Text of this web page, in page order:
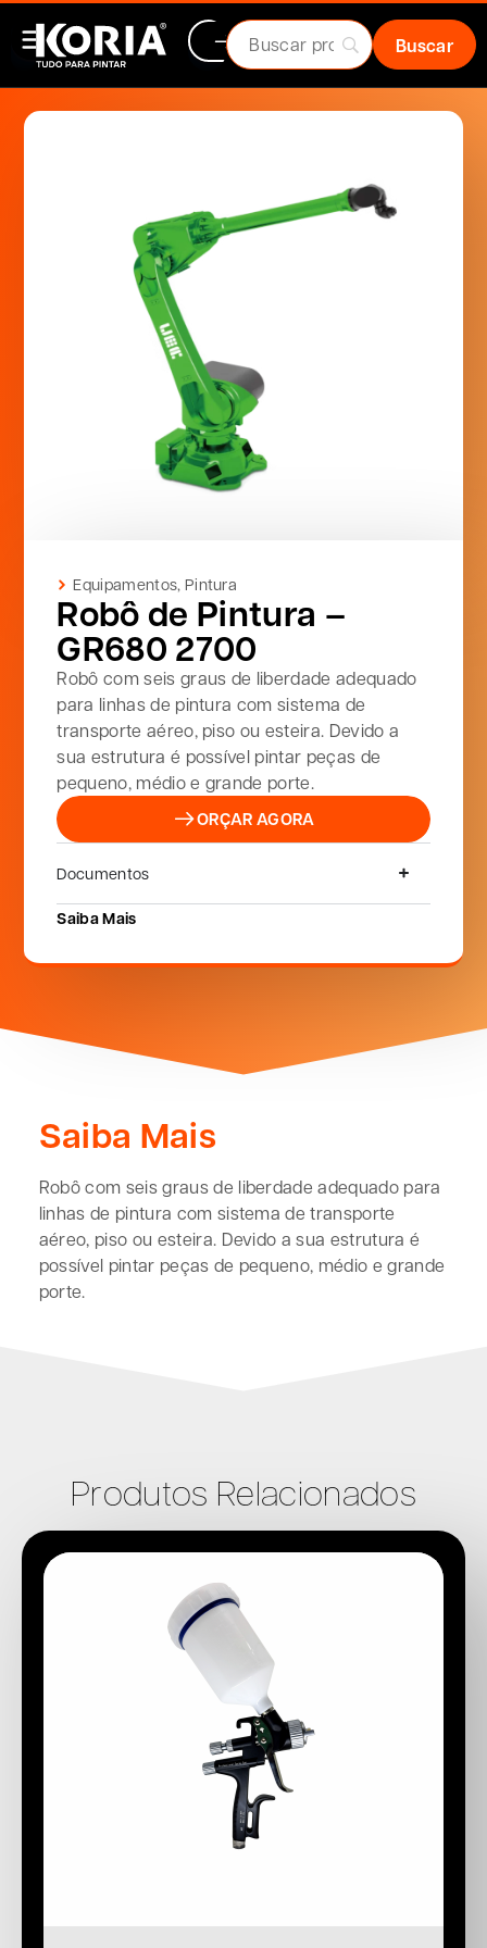
Equipamentos, Pintura
Robô de Pintura –
GR680 2700
Robô com seis graus de liberdade adequado
para linhas de pintura com sistema de
transporte aéreo, piso ou esteira. Devido a
sua estrutura é possível pintar peças de
pequeno, médio e grande porte.
ORÇAR AGORA
Documentos
Saiba Mais
Saiba Mais
Robô com seis graus de liberdade adequado para
linhas de pintura com sistema de transporte
aéreo, piso ou esteira. Devido a sua estrutura é
possível pintar peças de pequeno, médio e grande
porte.
Produtos Relacionados